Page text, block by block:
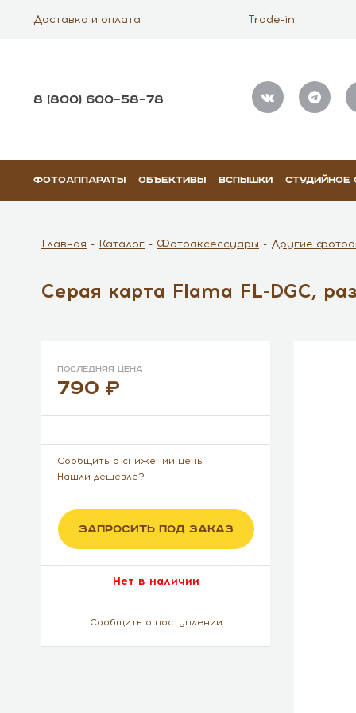
Доставка и оплата Trade-in
8 (800) 600–58–78
ФОТОАППАРАТЫ ОБЪЕКТИВЫ ВСПЫШКИ СТУДИЙНОЕ
Главная Каталог Фотоаксессуары Другие
Серая карта Flama FL-DGC,
Последняя цена
790
Сообщить о снижении цены
Нашли дешевле?
ЗАПРОСИТЬ ПОД ЗАКАЗ
Нет в наличии
Сообщить о поступлении